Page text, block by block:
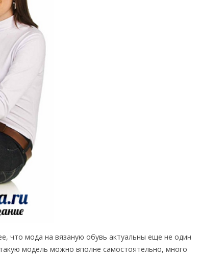
что мода на вязаную обувь актуальны еще не один
модель можно вполне самостоятельно, много